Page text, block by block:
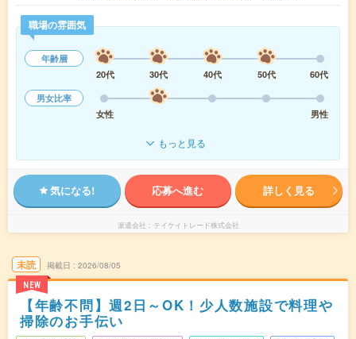
職場の雰囲気
年齢層
20代
30代 40代 50代
60代
男女比率
女性
男性
もっと見る
気になる! 応募へ進む 詳しく見る
派遣会社 テイケイトレード株式会社
未読
NEW
掲載日 2026/08/05
【年齢不問】週2日～OK！少人数施設で料理や
掃除のお手伝い